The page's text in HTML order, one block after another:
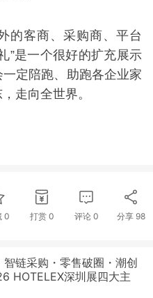
的客商、采购商、平台
”是一个很好的扩充展示
定陪跑、助跑各企业家
走向全世界。
0 打赏 0 评论 0 分享 98
智链采购・零售破圈・潮创
HOTELEX深圳展四大主